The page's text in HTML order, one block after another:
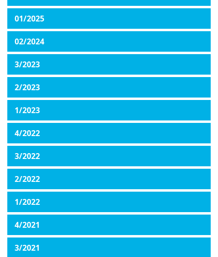
01/2025
02/2024
3/2023
2/2023
1/2023
4/2022
3/2022
2/2022
1/2022
4/2021
3/2021